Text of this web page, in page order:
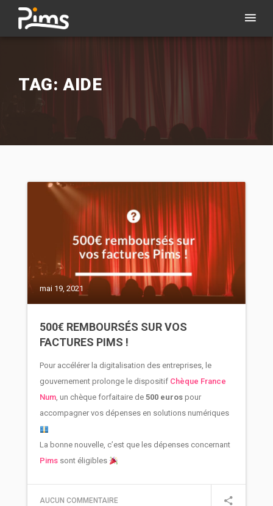
TAG: AIDE
mai 19, 2021
500€ REMBOURSÉS SUR VOS
FACTURES PIMS !
Pour accélérer la digitalisation des entreprises, le
gouvernement prolonge le dispositif Chèque France
Num, un chèque forfaitaire de 500 euros pour
accompagner vos dépenses en solutions numériques
La bonne nouvelle, c’est que les dépenses concernant
Pims sont éligibles
AUCUN COMMENTAIRE